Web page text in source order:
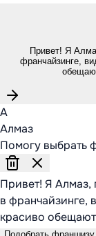
Привет! Я
франчайзинге,
А
Алмаз
Помогу выбрать
Привет! Я Алмаз,
в франчайзинге,
красиво